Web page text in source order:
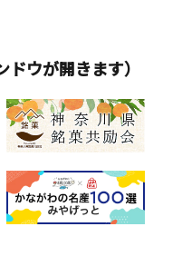
ウが開きます）